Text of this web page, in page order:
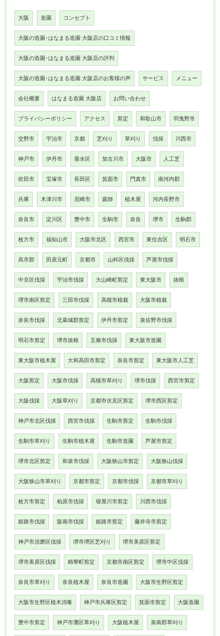
大阪 造園 コンセプト
大阪の造園･はなまる造園 大阪店の口コミ情報
大阪の造園･はなまる造園 大阪店の評判
大阪の造園･はなまる造園 大阪店のお客様の声 サービス メニュー
会社概要 はなまる造園 大阪店 お問い合わせ
プライバシーポリシー アクセス 剪定 和歌山市 羽曳野市
交野市 宇治市 京都 芝刈り 草刈り 伐採 川西市
神戸市 伊丹市 垂水区 加古川市 大阪市 人工芝
吹田市 宝塚市 長田区 箕面市 門真市 南河内郡
兵庫 木津川市 尼崎市 庭師 植木屋 河内長野市
奈良市 淀川区 豊中市 生駒市 奈良 堺市 生駒郡
枚方市 福知山市 大阪市北区 西宮市 東住吉区 明石市
高市郡 田原元町 京都市 山科区伐採 芦屋市伐採
中京区伐採 宇治市伐採 大山崎町剪定 東大阪市 抜根
堺市南区剪定 三田市伐採 高槻市植栽 大阪市植栽
奈良市伐採 北葛城郡剪定 伊丹市剪定 泉佐野市伐採
明石市剪定 堺市抜根 五條市伐採 東大阪市造園
東大阪市植木屋 大和高田市剪定 奈良市剪定 東大阪市人工芝
大阪剪定 大阪市伐採 高槻市草刈り 堺市伐採 西宮市剪定
大阪伐採 大阪草刈り 京都市伏見区剪定 堺市西区剪定
神戸市北区伐採 西宮市伐採 生駒市剪定 生駒市伐採
生駒市草刈り 生駒市植木屋 生駒市造園 芦屋市剪定
堺市北区剪定 和泉市伐採 大阪狭山市剪定 大阪狭山伐採
大阪狭山市草刈り 京都市剪定 京都市伐採 京都市草刈り
枚方市剪定 柏原市伐採 寝屋川市剪定 川西市伐採
姫路市伐採 阪南市伐採 姫路市剪定 藤井寺市剪定
神戸市須磨区伐採 堺市堺区芝刈り 堺市美原区剪定
堺市美原区伐採 精華町剪定 京都市南区剪定 堺市中区伐採
奈良市草刈り 奈良植木屋 奈良市造園 大阪市生野区剪定
大阪市生野区植木消毒 神戸市兵庫区剪定 箕面市剪定 大阪造園
豊中市剪定 神戸市灘区草刈り 大阪植木屋 泉南郡草刈り